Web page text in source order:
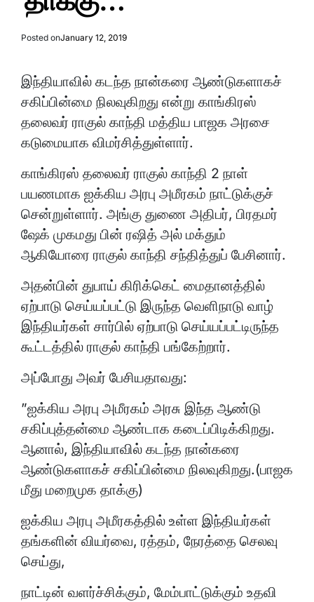
Posted onJanuary 12, 2019
இந்தியாவில் கடந்த நான்கரை ஆண்டுகளாகச்
சகிப்பின்மை நிலவுகிறது என்று காங்கிரஸ்
தலைவர் ராகுல் காந்தி மத்திய பாஜக அரசை
கடுமையாக விமர்சித்துள்ளார்.
காங்கிரஸ் தலைவர் ராகுல் காந்தி 2 நாள்
பயணமாக ஐக்கிய அரபு அமீரகம் நாட்டுக்குச்
சென்றுள்ளார். அங்கு துணை அதிபர், பிரதமர்
ஷேக் முகமது பின் ரஷித் அல் மக்தும்
ஆகியோரை ராகுல் காந்தி சந்தித்துப் பேசினார்.
அதன்பின் துபாய் கிரிக்கெட் மைதானத்தில்
ஏற்பாடு செய்யப்பட்டு இருந்த வெளிநாடு வாழ்
இந்தியர்கள் சார்பில் ஏற்பாடு செய்யப்பட்டிருந்த
கூட்டத்தில் ராகுல் காந்தி பங்கேற்றார்.
அப்போது அவர் பேசியதாவது:
”ஐக்கிய அரபு அமீரகம் அரசு இந்த ஆண்டு
சகிப்புத்தன்மை ஆண்டாக கடைப்பிடிக்கிறது.
ஆனால், இந்தியாவில் கடந்த நான்கரை
ஆண்டுகளாகச் சகிப்பின்மை நிலவுகிறது.(பாஜக
மீது மறைமுக தாக்கு)
ஐக்கிய அரபு அமீரகத்தில் உள்ள இந்தியர்கள்
தங்களின் வியர்வை, ரத்தம், நேரத்தை செலவு
செய்து,
நாட்டின் வளர்ச்சிக்கும், மேம்பாட்டுக்கும் உதவி